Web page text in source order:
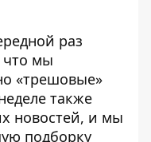
раз
что мы
«трешовые»
также
новостей, и мы
подборку